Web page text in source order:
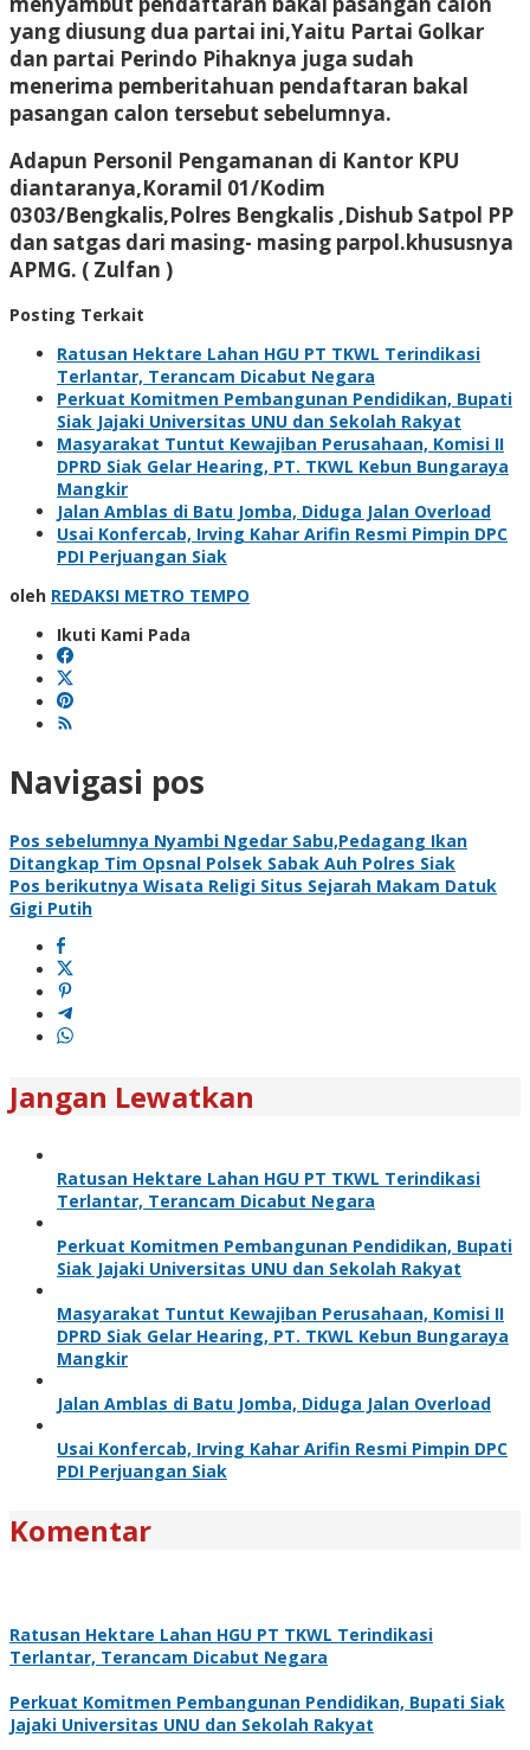
yang diusung dua partai ini,Yaitu Partai Golkar
dan partai Perindo Pihaknya juga sudah
menerima pemberitahuan pendaftaran bakal
pasangan calon tersebut sebelumnya.
Adapun Personil Pengamanan di Kantor KPU
diantaranya,Koramil 01/Kodim
0303/Bengkalis,Polres Bengkalis ,Dishub Satpol PP
dan satgas dari masing- masing parpol.khususnya
APMG. ( Zulfan )
Posting Terkait
Ratusan Hektare Lahan HGU PT TKWL Terindikasi
Terlantar, Terancam Dicabut Negara
Perkuat Komitmen Pembangunan Pendidikan, Bupati
Siak Jajaki Universitas UNU dan Sekolah Rakyat
Masyarakat Tuntut Kewajiban Perusahaan, Komisi II
DPRD Siak Gelar Hearing, PT. TKWL Kebun Bungaraya
Mangkir
Jalan Amblas di Batu Jomba, Diduga Jalan Overload
Usai Konfercab, Irving Kahar Arifin Resmi Pimpin DPC
PDI Perjuangan Siak
oleh REDAKSI METRO TEMPO
Ikuti Kami Pada
Navigasi pos
Pos sebelumnya Nyambi Ngedar Sabu,Pedagang Ikan
Ditangkap Tim Opsnal Polsek Sabak Auh Polres Siak
Pos berikutnya Wisata Religi Situs Sejarah Makam Datuk
Gigi Putih
Jangan Lewatkan
Ratusan Hektare Lahan HGU PT TKWL Terindikasi
Terlantar, Terancam Dicabut Negara
Perkuat Komitmen Pembangunan Pendidikan, Bupati
Siak Jajaki Universitas UNU dan Sekolah Rakyat
Masyarakat Tuntut Kewajiban Perusahaan, Komisi II
DPRD Siak Gelar Hearing, PT. TKWL Kebun Bungaraya
Mangkir
Jalan Amblas di Batu Jomba, Diduga Jalan Overload
Usai Konfercab, Irving Kahar Arifin Resmi Pimpin DPC
PDI Perjuangan Siak
Komentar
Ratusan Hektare Lahan HGU PT TKWL Terindikasi
Terlantar, Terancam Dicabut Negara
Perkuat Komitmen Pembangunan Pendidikan, Bupati Siak
Jajaki Universitas UNU dan Sekolah Rakyat